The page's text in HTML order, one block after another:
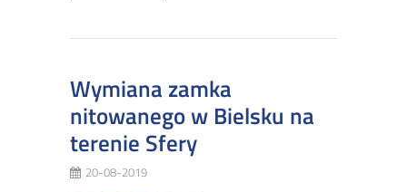
Wymiana zamka
nitowanego w Bielsku na
terenie Sfery
20-08-2019